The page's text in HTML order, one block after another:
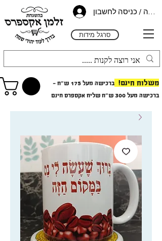
/ כניסה לחשבון
סרגל מידות
משלוח חינם!
ברכישה מעל 175 ש"ח -
ברכישה מעל 300 ש"ח שליח אקספרס חינם